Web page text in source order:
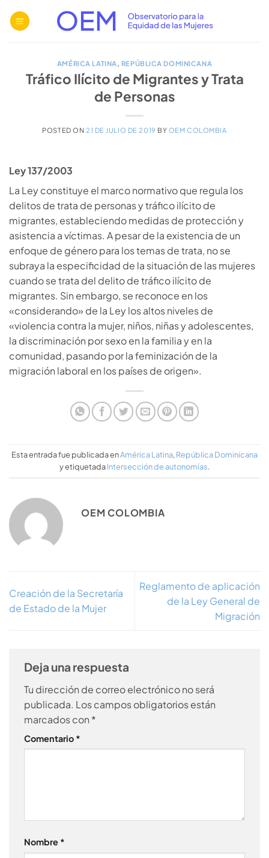
AMÉRICA LATINA, REPÚBLICA DOMINICANA
Tráfico Ilícito de Migrantes y Trata
de Personas
POSTED ON 21 DE JULIO DE 2019 BY OEM COLOMBIA
Ley 137/2003
La Ley constituye el marco normativo que regula los
delitos de trata de personas y tráfico ilícito de
migrantes, estableciendo medidas de protección y
asistencia a víctimas. A pesar de la existencia de un
enfoque de género para los temas de trata, no se
subraya la especificidad de la situación de las mujeres
cuando se trata del delito de tráfico ilícito de
migrantes. Sin embargo, se reconoce en los
«considerando» de la Ley los altos niveles de
«violencia contra la mujer, niños, niñas y adolescentes,
la discriminación por sexo en la familia y en la
comunidad, pasando por la feminización de la
migración laboral en los países de origen».
Esta entrada fue publicada enAmérica Latina, República Dominicana
y etiquetadaIntersección de autonomías.
OEM COLOMBIA
Creación de la Secretaría
de Estado de la Mujer
Reglamento de aplicación
de la Ley General de
Migración
Deja una respuesta
Tu dirección de correo electrónico no será
publicada. Los campos obligatorios están
marcados con *
Comentario *
Nombre *